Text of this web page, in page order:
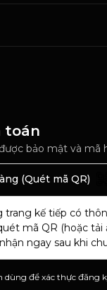
toán
bảo mật và mã
(Quét mã QR)
trang kế tiếp có
mã QR (hoặc
ngay sau khi
dùng để xác thực